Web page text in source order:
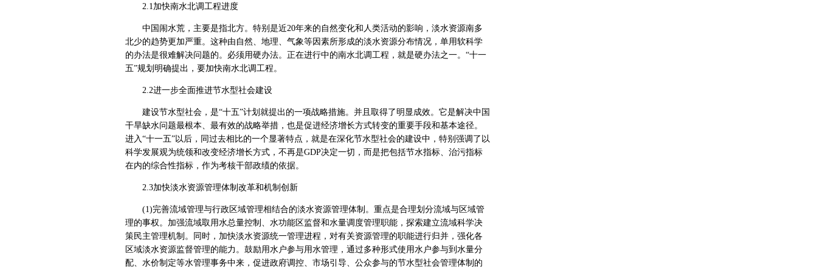
2.1加快南水北调工程进度
中国闹水荒，主要是指北方。特别是近20年来的自然变化和人类活动的影响，淡水资源南多
北少的趋势更加严重。这种由自然、地理、气象等因素所形成的淡水资源分布情况，单用软科学
的办法是很难解决问题的。必须用硬办法。正在进行中的南水北调工程，就是硬办法之一。“十一
五”规划明确提出，要加快南水北调工程。
2.2进一步全面推进节水型社会建设
建设节水型社会，是“十五”计划就提出的一项战略措施。并且取得了明显成效。它是解决中国
干旱缺水问题最根本、最有效的战略举措，也是促进经济增长方式转变的重要手段和基本途径。
进入“十一五”以后，同过去相比的一个显著特点，就是在深化节水型社会的建设中，特别强调了以
科学发展观为统领和改变经济增长方式，不再是GDP决定一切，而是把包括节水指标、治污指标
在内的综合性指标，作为考核干部政绩的依据。
2.3加快淡水资源管理体制改革和机制创新
(1)完善流域管理与行政区域管理相结合的淡水资源管理体制。重点是合理划分流域与区域管
理的事权。加强流域取用水总量控制、水功能区监督和水量调度管理职能，探索建立流域科学决
策民主管理机制。同时，加快淡水资源统一管理进程，对有关资源管理的职能进行归并，强化各
区域淡水资源监督管理的能力。鼓励用水户参与用水管理，通过多种形式使用水户参与到水量分
配、水价制定等水管理事务中来，促进政府调控、市场引导、公众参与的节水型社会管理体制的